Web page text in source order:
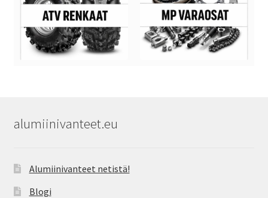
alumiinivanteet.eu
Alumiinivanteet netistä!
Blogi